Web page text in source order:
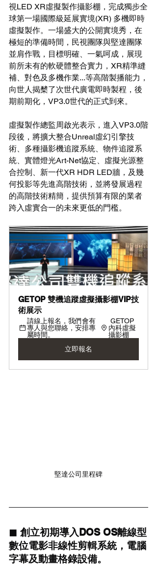
視LED XR虛擬製作攝影棚，完成獨步全
球第一場國際級延展實境(XR) 多機即時
虛擬製作。一場盛大的公開實境秀，在
極短的準備時間，民視團隊與堅達團隊
並肩作戰，目標明確、一氣呵成，展現
前所未有的軟硬體整合實力，XR精準縫
補、對色及多機作業...等高階製播能力，
向世人揭櫫了次世代廣電即時製程，後
期前期化，VP3.0世代的正式到來。
虛擬製作總監周啟光表示，進入VP3.0階
段後，將擴大整合Unreal虛幻引擎技
術、多種攝影機追蹤系統、物件追蹤系
統、實體燈光Art-Net協定、虛擬光源整
合控制、新一代XR HDR LED牆，及幾
何投影等先進高階技術，並將發展過程
的高階技術精簡，提供預算有限的業者
跨入虛實合一的未來更低的門檻。
GETOP 雙機追蹤虛擬攝影棚VIP技
術展示
請線上報名，我們會有
專人與您聯絡，安排專
屬時間。
GETOP
內科虛擬
攝影棚
立即報名
堅達公司里程碑
◼ 創立初期導入DOS OS離線型
數位電影非線性剪輯系統，電腦
字幕及動畫格錄設備。